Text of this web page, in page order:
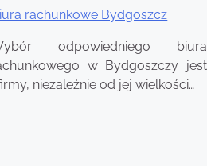
rachunkowe Bydgoszcz
odpowiedniego biura
w Bydgoszczy jest
niezależnie od jej wielkości…